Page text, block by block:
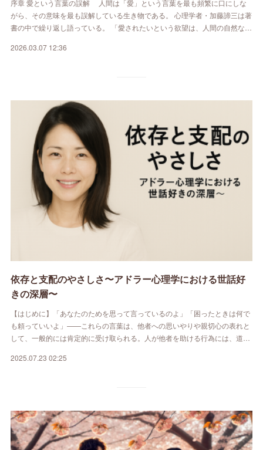
序章 愛という言葉の誤解 人間は「愛」という言葉を最も頻繁に口にしな
がら、その意味を最も誤解している生き物である。 心理学者・加藤諦三は著
書の中で繰り返し語っている。 「愛されたいという欲望は、人間の自然な…
2026.03.07 12:36
依存と支配のやさしさ〜アドラー心理学における世話好
きの深層〜
【はじめに】「あなたのためを思って言っているのよ」「困ったときは何で
も頼っていいよ」——これらの言葉は、他者への思いやりや親切心の表れと
して、一般的には肯定的に受け取られる。人が他者を助ける行為には、道…
2025.07.23 02:25